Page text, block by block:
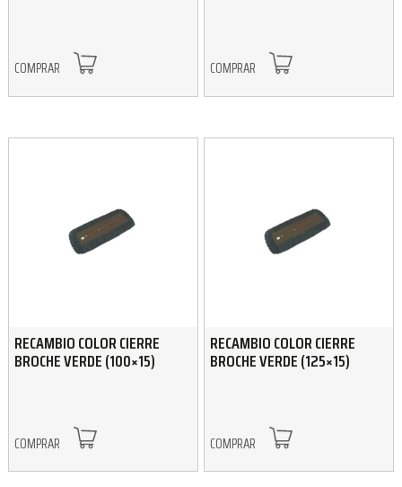
COMPRAR COMPRAR
RECAMBIO COLOR CIERRE
BROCHE VERDE (100×15)
COMPRAR
RECAMBIO COLOR CIERRE
BROCHE VERDE (125×15)
COMPRAR